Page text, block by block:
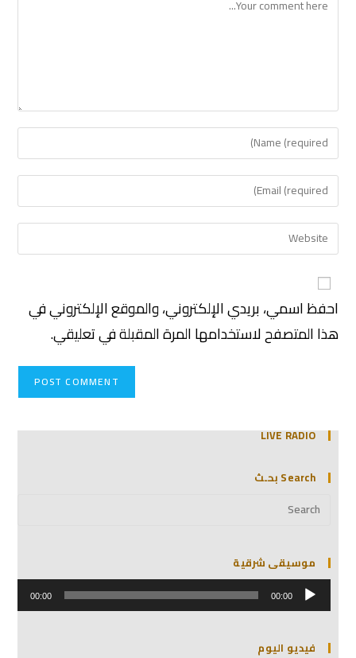
احفظ اسمي، بريدي الإلكتروني، والموقع الإلكتروني في
هذا المتصفح لاستخدامها المرة المقبلة في تعليقي.
LIVE RADIO
Search بحـث
موسيقى شرقية
مشغل
الصوت 00:00
00:00
فيديو اليوم